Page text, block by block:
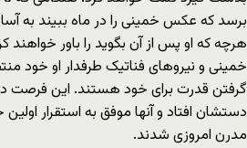
برسد که عکس خمینی را در ماه ببیند به
هرچه که او پس از آن بگوید را باور خواهند
خمینی و نیروهای فناتیک طرفدار او خود
دستشان افتاد و آنها موفق به استقرار
مدرن امروزی شدند.